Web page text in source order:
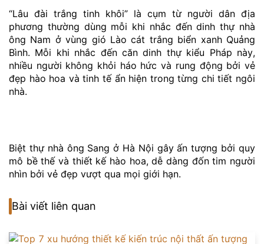
“Lâu đài trắng tinh khôi” là cụm từ người dân địa
phương thường dùng mỗi khi nhắc đến dinh thự nhà
ông Nam ở vùng gió Lào cát trắng biển xanh Quảng
Bình. Mỗi khi nhắc đến căn dinh thự kiểu Pháp này,
nhiều người không khỏi háo hức và rung động bởi vẻ
đẹp hào hoa và tinh tế ẩn hiện trong từng chi tiết ngôi
nhà.
Biệt thự nhà ông Sang ở Hà Nội gây ấn tượng bởi quy
mô bề thế và thiết kế hào hoa, dễ dàng đốn tim người
nhìn bởi vẻ đẹp vượt qua mọi giới hạn.
Bài viết liên quan